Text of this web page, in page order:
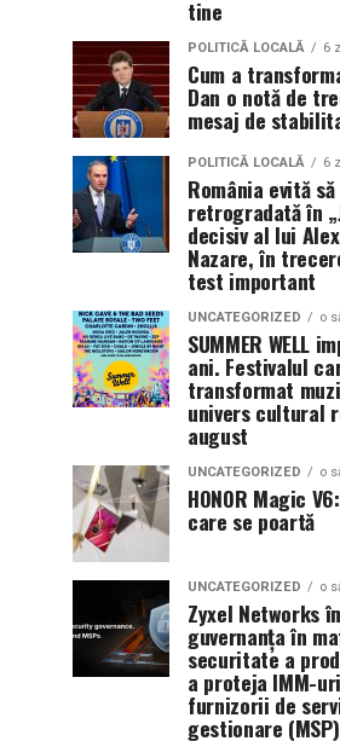
tine
POLITICĂ LOCALĂ 6
Cum a
Dan o notă de
mesaj de
POLITICĂ LOCALĂ 6
România evită
retrogradată în
decisiv al lui
Nazare, în
test important
UNCATEGORIZED o
SUMMER WELL
ani. Festivalul
transformat
univers cultural
august
UNCATEGORIZED o
HONOR Magic
care se poartă
UNCATEGORIZED o
Zyxel Networks
guvernanța în
securitate a
a proteja IMM-
furnizorii de
gestionare (MSP)